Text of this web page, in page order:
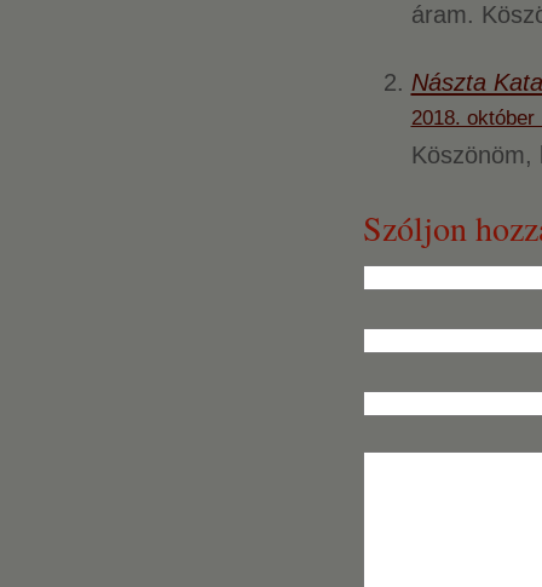
áram.
Nászta
2018. október
Köszönöm,
Szóljon